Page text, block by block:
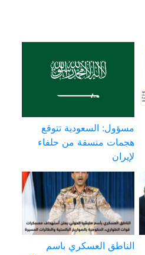
مسؤول: السعودية تتوقع
هجمات منسقة من حلفاء
لإيران
الناطق العسكري باسم